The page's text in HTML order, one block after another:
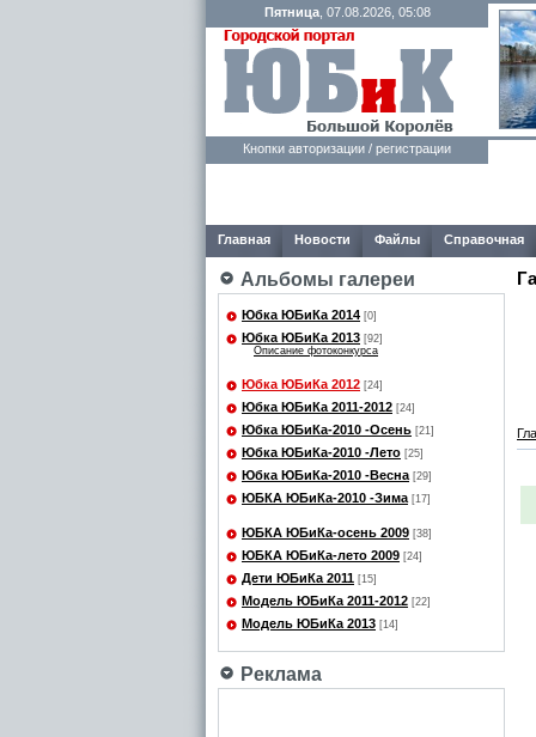
Пятница, 07.08.2026, 05:08
Кнопки авторизации / регистрации
Главная Новости Файлы Справочная
Альбомы галереи
Юбка ЮБиКа 2014 [0]
Юбка ЮБиКа 2013 [92]
Описание фотоконкурса
Юбка ЮБиКа 2012 [24]
Юбка ЮБиКа 2011-2012 [24]
Юбка ЮБиКа-2010 -Осень [21]
Юбка ЮБиКа-2010 -Лето [25]
Юбка ЮБиКа-2010 -Весна [29]
ЮБКА ЮБиКа-2010 -Зима [17]
ЮБКА ЮБиКа-осень 2009 [38]
ЮБКА ЮБиКа-лето 2009 [24]
Дети ЮБиКа 2011 [15]
Модель ЮБиКа 2011-2012 [22]
Модель ЮБиКа 2013 [14]
Реклама